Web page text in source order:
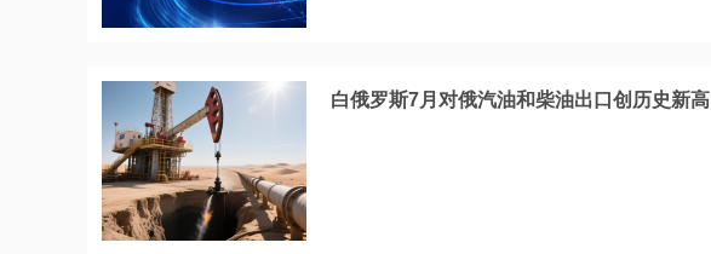
白俄罗斯7月对俄汽油和柴油出口创历史新高